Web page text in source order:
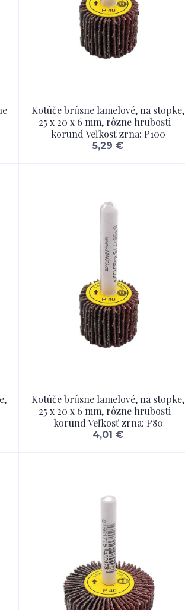
Kotúče brúsne lamelové, na stopke,
25 x 20 x 6 mm, rôzne hrubosti -
korund Veľkosť zrna: P100
5,29 €
Kotúče brúsne lamelové, na stopke,
25 x 20 x 6 mm, rôzne hrubosti -
korund Veľkosť zrna: P80
4,01 €